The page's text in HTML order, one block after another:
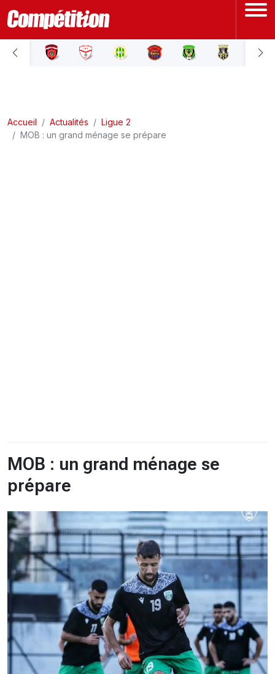
ACCUEIL
LIGUE 2
Accueil Actualités
Ligue 2
MOB : un grand ménage se prépare
MOB : un grand ménage se
prépare